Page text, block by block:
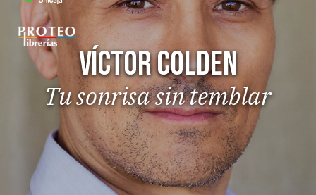
Víctor Colden
Tu sonrisa sin temblar